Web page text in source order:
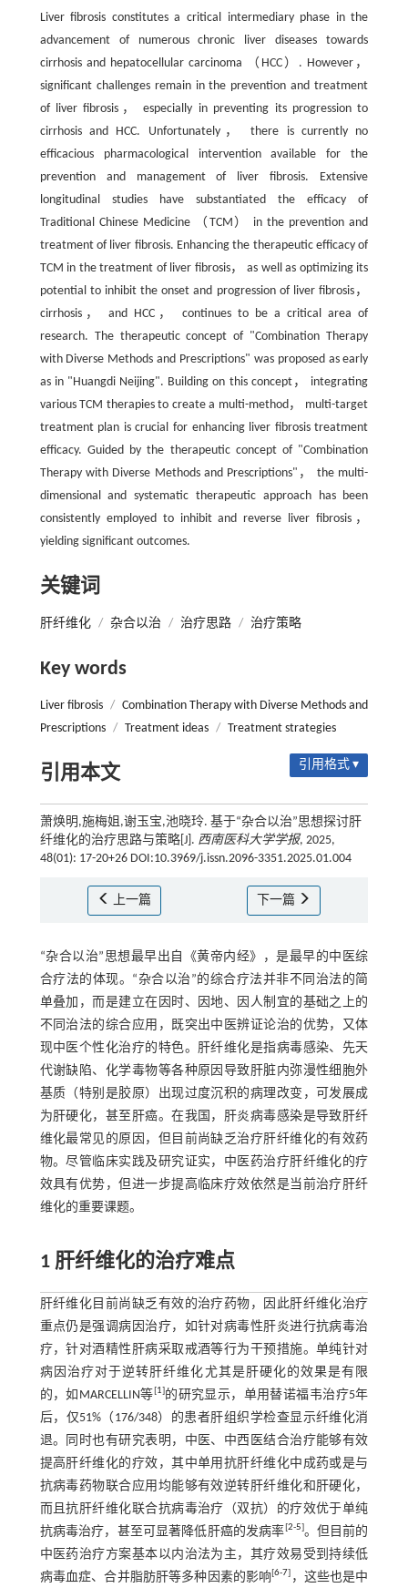
Liver fibrosis constitutes a critical intermediary phase in the
advancement of numerous chronic liver diseases towards
cirrhosis and hepatocellular carcinoma （HCC）. However，
significant challenges remain in the prevention and treatment
of liver fibrosis， especially in preventing its progression to
cirrhosis and HCC. Unfortunately， there is currently no
efficacious pharmacological intervention available for the
prevention and management of liver fibrosis. Extensive
longitudinal studies have substantiated the efficacy of
Traditional Chinese Medicine （TCM） in the prevention and
treatment of liver fibrosis. Enhancing the therapeutic efficacy of
TCM in the treatment of liver fibrosis， as well as optimizing its
potential to inhibit the onset and progression of liver fibrosis，
cirrhosis， and HCC， continues to be a critical area of
research. The therapeutic concept of "Combination Therapy
with Diverse Methods and Prescriptions" was proposed as early
as in "Huangdi Neijing". Building on this concept， integrating
various TCM therapies to create a multi-method， multi-target
treatment plan is crucial for enhancing liver fibrosis treatment
efficacy. Guided by the therapeutic concept of "Combination
Therapy with Diverse Methods and Prescriptions"， the multi-
dimensional and systematic therapeutic approach has been
consistently employed to inhibit and reverse liver fibrosis，
yielding significant outcomes.
关键词
肝纤维化 / 杂合以治 / 治疗思路 / 治疗策略
Key words
Liver fibrosis / Combination Therapy with Diverse Methods and
Prescriptions / Treatment ideas / Treatment strategies
引用本文 引用格式 ▾
萧焕明,施梅姐,谢玉宝,池晓玲. 基于“杂合以治”思想探讨肝
纤维化的治疗思路与策略[J]. 西南医科大学学报, 2025,
48(01): 17-20+26 DOI:10.3969/j.issn.2096-3351.2025.01.004
上一篇 下一篇
“杂合以治”思想最早出自《黄帝内经》，是最早的中医综
合疗法的体现。“杂合以治”的综合疗法并非不同治法的简
单叠加，而是建立在因时、因地、因人制宜的基础之上的
不同治法的综合应用，既突出中医辨证论治的优势，又体
现中医个性化治疗的特色。肝纤维化是指病毒感染、先天
代谢缺陷、化学毒物等各种原因导致肝脏内弥漫性细胞外
基质（特别是胶原）出现过度沉积的病理改变，可发展成
为肝硬化，甚至肝癌。在我国，肝炎病毒感染是导致肝纤
维化最常见的原因，但目前尚缺乏治疗肝纤维化的有效药
物。尽管临床实践及研究证实，中医药治疗肝纤维化的疗
效具有优势，但进一步提高临床疗效依然是当前治疗肝纤
维化的重要课题。
1 肝纤维化的治疗难点
肝纤维化目前尚缺乏有效的治疗药物，因此肝纤维化治疗
重点仍是强调病因治疗，如针对病毒性肝炎进行抗病毒治
疗，针对酒精性肝病采取戒酒等行为干预措施。单纯针对
病因治疗对于逆转肝纤维化尤其是肝硬化的效果是有限
的，如MARCELLIN等[1]的研究显示，单用替诺福韦治疗5年
后，仅51%（176/348）的患者肝组织学检查显示纤维化消
退。同时也有研究表明，中医、中西医结合治疗能够有效
提高肝纤维化的疗效，其中单用抗肝纤维化中成药或是与
抗病毒药物联合应用均能够有效逆转肝纤维化和肝硬化，
而且抗肝纤维化联合抗病毒治疗（双抗）的疗效优于单纯
抗病毒治疗，甚至可显著降低肝癌的发病率[2-5]。但目前的
中医药治疗方案基本以内治法为主，其疗效易受到持续低
病毒血症、合并脂肪肝等多种因素的影响[6-7] ，这些也是中